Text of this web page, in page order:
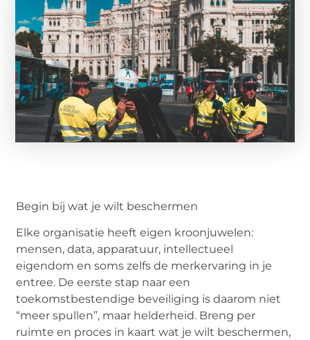
Begin bij wat je wilt beschermen
Elke organisatie heeft eigen kroonjuwelen:
mensen, data, apparatuur, intellectueel
eigendom en soms zelfs de merkervaring in je
entree. De eerste stap naar een
toekomstbestendige beveiliging is daarom niet
“meer spullen”, maar helderheid. Breng per
ruimte en proces in kaart wat je wilt beschermen,